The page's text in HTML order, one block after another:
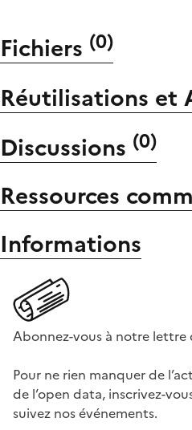
Fichiers (0)
Réutilisations et
Discussions (0)
Ressources
Informations
Abonnez-vous à notre
Pour ne rien manquer de
de l’open data, inscrivez-
suivez nos événements.